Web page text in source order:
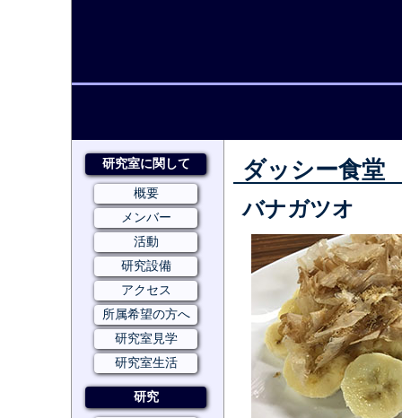
研究室に関して
概要
メンバー
活動
研究設備
アクセス
所属希望の方へ
研究室見学
研究室生活
研究
ダッシー食堂
バナガツオ